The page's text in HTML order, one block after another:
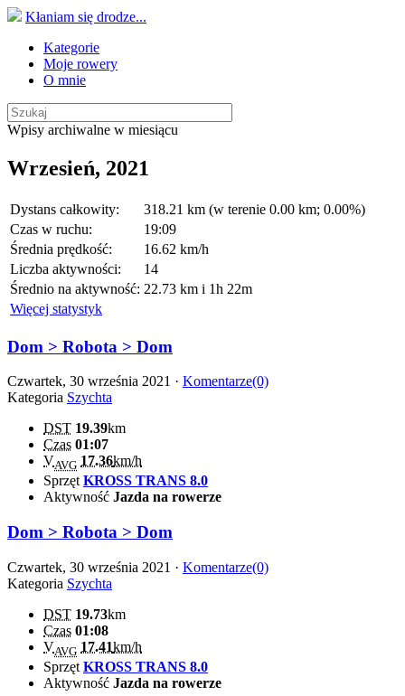
Kłaniam się drodze...
Kategorie
Moje rowery
O mnie
Wpisy archiwalne w miesiącu
Wrzesień, 2021
Dystans całkowity:
318.21 km (w terenie 0.00 km; 0.00%)
Czas w ruchu:
19:09
Średnia prędkość:
16.62 km/h
Liczba aktywności:
14
Średnio na aktywność: 22.73 km i 1h 22m
Więcej statystyk
Dom > Robota > Dom
Czwartek, 30 września 2021 · Komentarze(0)
Kategoria Szychta
DST 19.39km
Czas 01:07
VAVG 17.36km/h
SprzętKROSS TRANS 8.0
Aktywność Jazda na rowerze
Dom > Robota > Dom
Czwartek, 30 września 2021 · Komentarze(0)
Kategoria Szychta
DST 19.73km
Czas 01:08
VAVG 17.41km/h
Sprzęt KROSS TRANS 8.0
Aktywność Jazda na rowerze